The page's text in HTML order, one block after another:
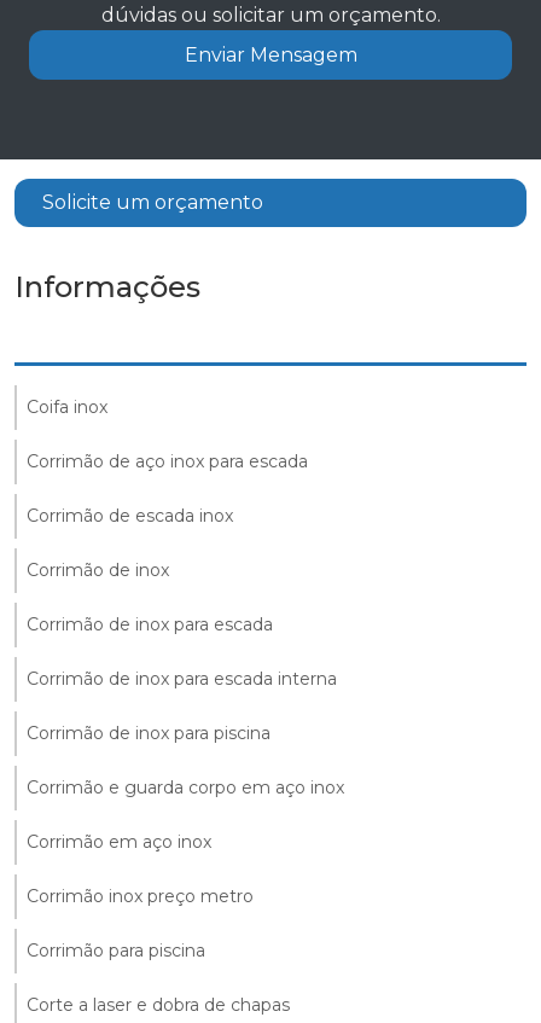
dúvidas ou solicitar um orçamento.
Enviar Mensagem
Solicite um orçamento
Informações
Coifa inox
Corrimão de aço inox para escada
Corrimão de escada inox
Corrimão de inox
Corrimão de inox para escada
Corrimão de inox para escada interna
Corrimão de inox para piscina
Corrimão e guarda corpo em aço inox
Corrimão em aço inox
Corrimão inox preço metro
Corrimão para piscina
Corte a laser e dobra de chapas